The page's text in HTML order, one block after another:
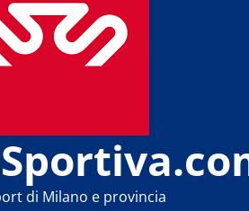
di Milano e provincia